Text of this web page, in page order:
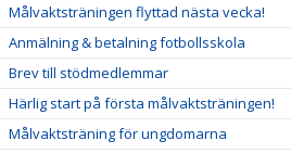
Målvaktsträningen flyttad nästa vecka!
Anmälning & betalning fotbollsskola
Brev till stödmedlemmar
Härlig start på första målvaktsträningen!
Målvaktsträning för ungdomarna